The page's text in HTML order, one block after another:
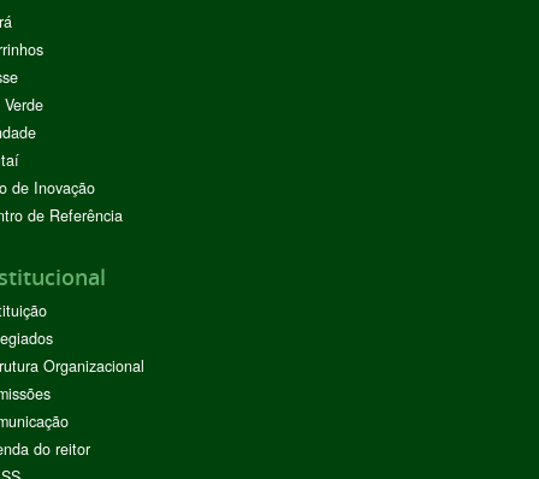
de Inovação
de Referência
Organizacional
do reitor